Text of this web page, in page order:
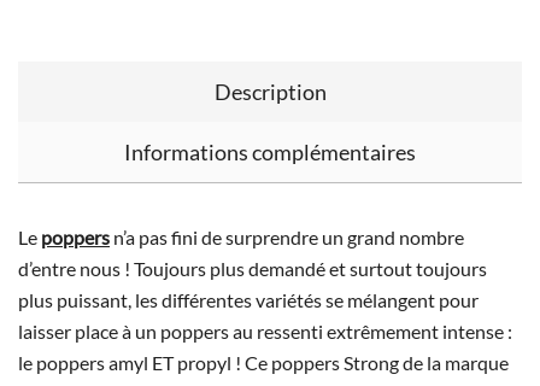
Description
Informations complémentaires
Le poppers n’a pas fini de surprendre un grand nombre
d’entre nous ! Toujours plus demandé et surtout toujours
plus puissant, les différentes variétés se mélangent pour
laisser place à un poppers au ressenti extrêmement intense :
le poppers amyl ET propyl ! Ce poppers Strong de la marque